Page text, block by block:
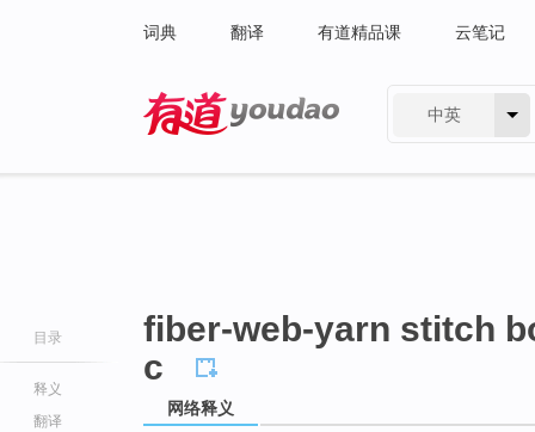
词典 翻译 有道精品课 云笔记
中英
目录
释义
翻译
fiber-web-yarn stitch
c
网络释义